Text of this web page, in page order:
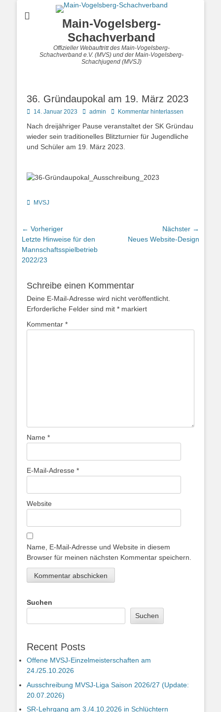
Main-Vogelsberg-
Schachverband
Offizieller Webauftritt des Main-Vogelsberg-
Schachverband e.V. (MVS) und der Main-Vogelsberg-
Schachjugend (MVSJ)
36. Gründaupokal am 19. März 2023
Posted
14. Januar 2023 Autoradmin Kommentar hinterlassen
Nach dreijähriger Pause veranstaltet der SK Gründau
wieder sein traditionelles Blitzturnier für Jugendliche
und Schüler am 19. März 2023.
Kategorien
MVSJ
Beitragsnavigation
← Vorheriger
Vorheriger
Beitrag:
Letzte Hinweise für den
Mannschaftsspielbetrieb
2022/23
Nächster →
NächsterNeues Website-Design
Schreibe einen Kommentar
Deine E-Mail-Adresse wird nicht veröffentlicht.
Erforderliche Felder sind mit * markiert
Kommentar *
Name *
E-Mail-Adresse *
Website
Name, E-Mail-Adresse und Website in diesem
Browser für meinen nächsten Kommentar speichern.
Suchen
Suchen
Recent Posts
Offene MVSJ-Einzelmeisterschaften am
24./25.10.2026
Ausschreibung MVSJ-Liga Saison 2026/27 (Update:
20.07.2026)
SR-Lehrgang am 3./4.10.2026 in Schlüchtern